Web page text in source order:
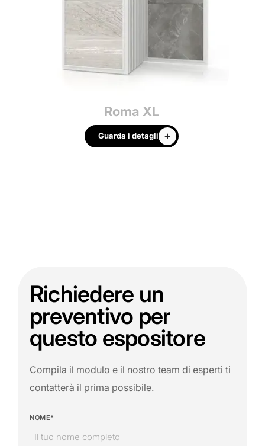
Roma XL
Guarda i detagli
Richiedere un
preventivo per
questo espositore
Compila il modulo e il nostro team di esperti ti
contatterà il prima possibile.
NOME*